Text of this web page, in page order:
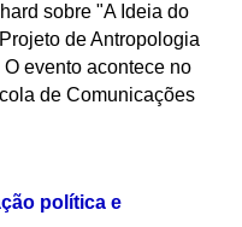
sobre "A Ideia do
de Antropologia
evento acontece no
de Comunicações
política e